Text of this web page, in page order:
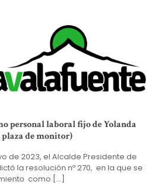
personal laboral fijo de Yolanda
de monitor)
de 2023, el Alcalde Presidente de
la resolución nº 270, en la que se
como […]